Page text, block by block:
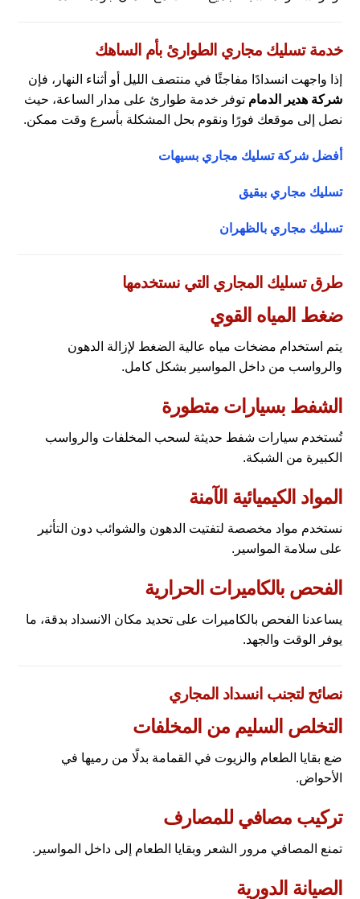
خدمة تسليك مجاري الطوارئ بأم الساهك
إذا واجهت انسدادًا مفاجئًا في منتصف الليل أو أثناء النهار، فإن
شركة هدير الدمام توفر خدمة طوارئ على مدار الساعة، حيث
نصل إلى موقعك فورًا ونقوم بحل المشكلة بأسرع وقت ممكن.
أفضل شركة تسليك مجاري بسيهات
تسليك مجاري ببقيق
تسليك مجاري بالظهران
طرق تسليك المجاري التي نستخدمها
ضغط المياه القوي
يتم استخدام مضخات مياه عالية الضغط لإزالة الدهون
والرواسب من داخل المواسير بشكل كامل.
الشفط بسيارات متطورة
تُستخدم سيارات شفط حديثة لسحب المخلفات والرواسب
الكبيرة من الشبكة.
المواد الكيميائية الآمنة
نستخدم مواد مخصصة لتفتيت الدهون والشوائب دون التأثير
على سلامة المواسير.
الفحص بالكاميرات الحرارية
يساعدنا الفحص بالكاميرات على تحديد مكان الانسداد بدقة، ما
يوفر الوقت والجهد.
نصائح لتجنب انسداد المجاري
التخلص السليم من المخلفات
ضع بقايا الطعام والزيوت في القمامة بدلًا من رميها في
الأحواض.
تركيب مصافي للمصارف
تمنع المصافي مرور الشعر وبقايا الطعام إلى داخل المواسير.
الصيانة الدورية